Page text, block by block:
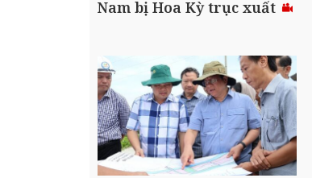
Nam bị Hoa Kỳ trục xuất